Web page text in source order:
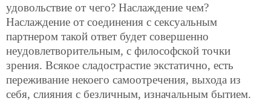
удовольствие от чего? Наслаждение чем?
Наслаждение от соединения с сексуальным
партнером такой ответ будет совершенно
неудовлетворительным, с философской точки
зрения. Всякое сладострастие экстатично, есть
переживание некоего самоотречения, выхода из
себя, слияния с безличным, изначальным бытием.